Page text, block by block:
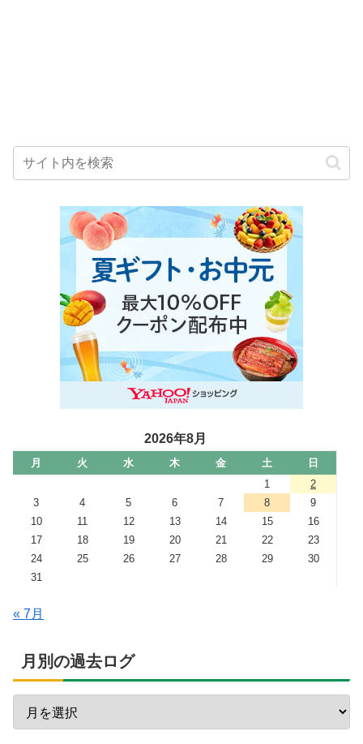
2026年8月
月 火 水 木 金 土
日
1
2
3
4 5 6 7 8
9
10
11 12 13 14 15
16
17
18 19 20 21 22
23
24
25 26 27 28 29
30
31
« 7月
月別の過去ログ